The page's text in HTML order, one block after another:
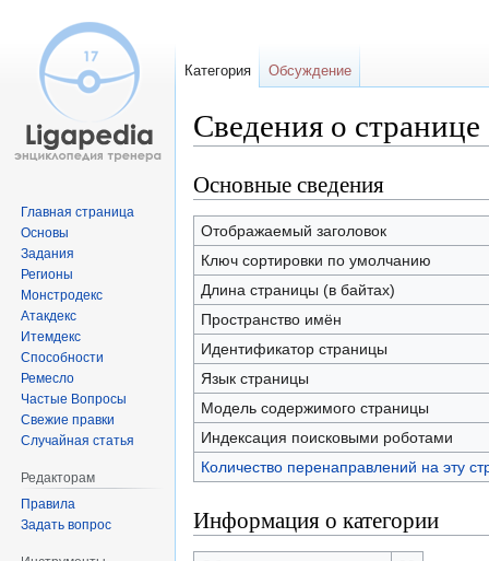
Сведения о
Перейти
к
навигации
Перейти
к
поиску
Основные сведения
Отображаемый заголовок
Ключ сортировки по умолчанию
Длина страницы (в байтах)
Пространство имён
Идентификатор страницы
Язык страницы
Модель содержимого страницы
Индексация поисковыми роботами
Количество перенаправлений на эту
Информация о категории
Категория Обсуждение
Главная страница
Основы
Задания
Регионы
Монстродекс
Атакдекс
Итемдекс
Способности
Ремесло
Частые Вопросы
Свежие правки
Случайная статья
Редакторам
Правила
Задать вопрос